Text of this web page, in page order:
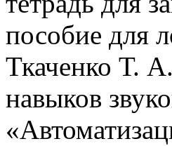
пособие для
Ткаченко Т.
навыков